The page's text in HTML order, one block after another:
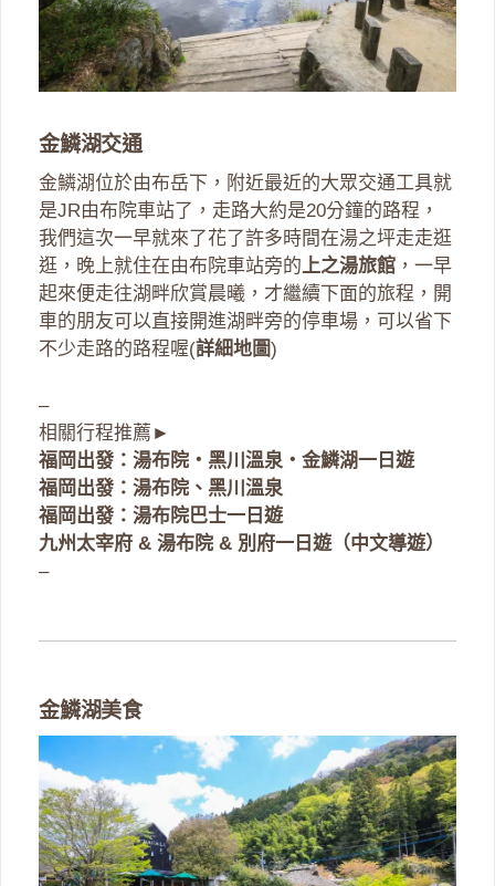
金鱗湖交通
金鱗湖位於由布岳下，附近最近的大眾交通工具就
是JR由布院車站了，走路大約是20分鐘的路程，
我們這次一早就來了花了許多時間在湯之坪走走逛
逛，晚上就住在由布院車站旁的上之湯旅館 ，一早
起來便走往湖畔欣賞晨曦，才繼續下面的旅程，開
車的朋友可以直接開進湖畔旁的停車場，可以省下
不少走路的路程喔(詳細地圖)
–
相關行程推薦►
福岡出發：湯布院・黑川溫泉・金鱗湖一日遊
福岡出發：湯布院、黑川溫泉
福岡出發：湯布院巴士一日遊
九州太宰府 & 湯布院 & 別府一日遊（中文導遊）
–
金鱗湖美食